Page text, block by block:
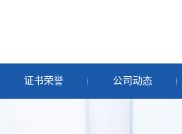
证书荣誉 公司动态